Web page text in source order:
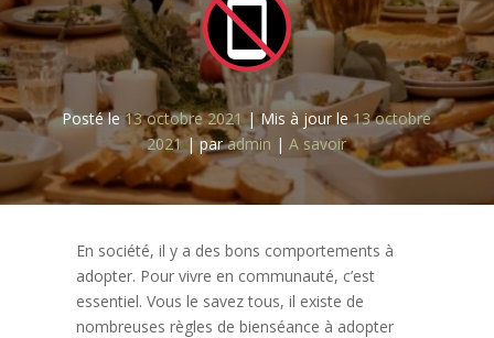
Posté le13 octobre 2021 |Mis à jour le13 octobre
2021|paradmin |A savoir
En société, il y a des bons comportements à
adopter. Pour vivre en communauté, c’est
essentiel. Vous le savez tous, il existe de
nombreuses règles de bienséance à adopter